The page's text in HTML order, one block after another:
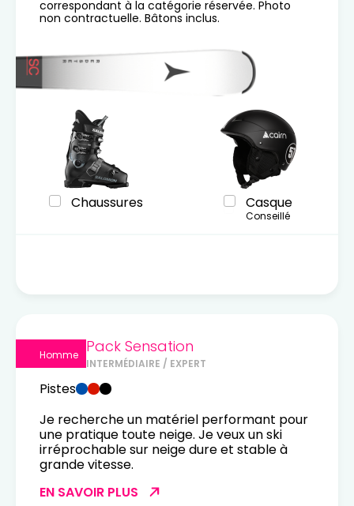
correspondant à la catégorie réservée. Photo
non contractuelle. Bâtons inclus.
Chaussures Casque
Conseillé
Homme Pack Sensation
INTERMÉDIAIRE / EXPERT
Pistes
Je recherche un matériel performant pour
une pratique toute neige. Je veux un ski
irréprochable sur neige dure et stable à
grande vitesse.
EN SAVOIR PLUS